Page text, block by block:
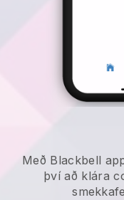
Með Blackbell
því að klára